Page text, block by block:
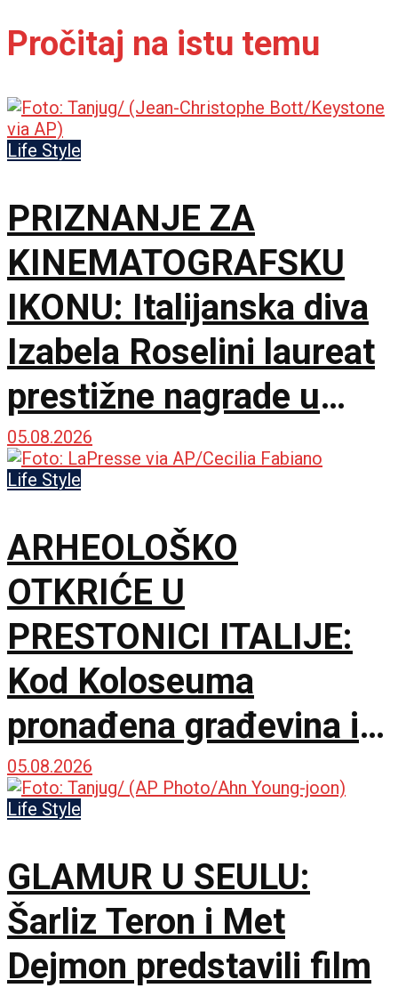
Pročitaj na istu temu
Life Style
PRIZNANJE ZA
KINEMATOGRAFSKU
IKONU: Italijanska diva
Izabela Roselini laureat
prestižne nagrade u
Švajcarskoj
05.08.2026
Life Style
ARHEOLOŠKO
OTKRIĆE U
PRESTONICI ITALIJE:
Kod Koloseuma
pronađena građevina iz
drugog veka sa
mozaicima i freskama
05.08.2026
Life Style
GLAMUR U SEULU:
Šarliz Teron i Met
Dejmon predstavili film